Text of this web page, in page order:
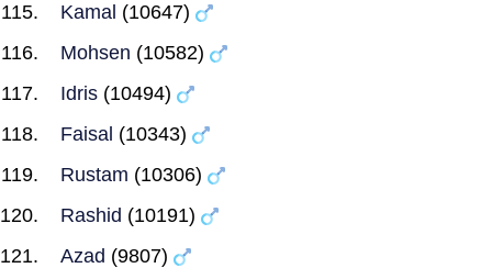
Kamal (10647)
Mohsen (10582)
Idris (10494)
Faisal (10343)
Rustam (10306)
Rashid (10191)
Azad (9807)